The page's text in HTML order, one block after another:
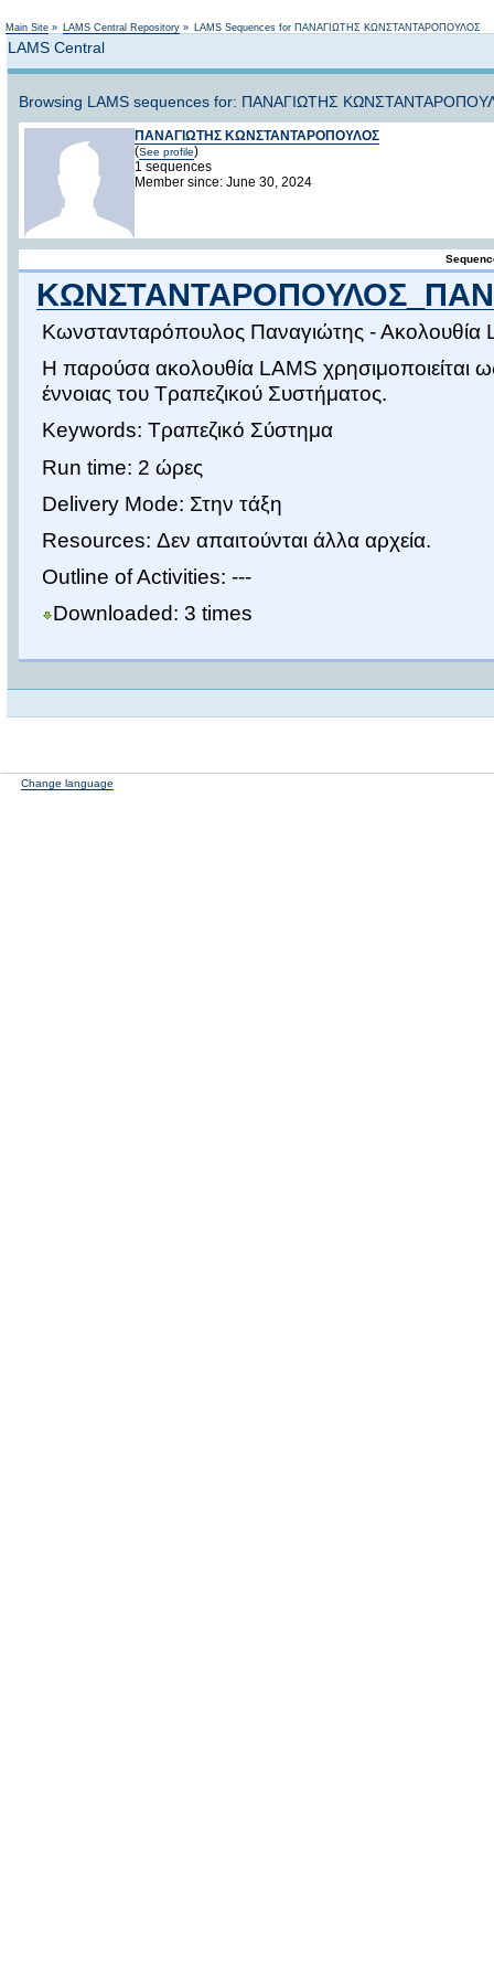
Main Site » LAMS Central Repository » LAMS Sequences for ΠΑΝΑΓΙΩΤΗΣ ΚΩΝΣΤΑΝΤΑΡΟΠΟΥΛΟΣ
LAMS Central
Browsing LAMS sequences for: ΠΑΝΑΓΙΩΤΗΣ
ΠΑΝΑΓΙΩΤΗΣ ΚΩΝΣΤΑΝΤΑΡΟΠΟΥΛΟΣ
(See profile)
1 sequences
Member since: June 30, 2024
Κωνστανταρόπουλος Παναγιώτης - Ακολουθία
Η παρούσα ακολουθία LAMS χρησιμοποιείται
έννοιας του Τραπεζικού Συστήματος.
Keywords: Τραπεζικό Σύστημα
Run time: 2 ώρες
Delivery Mode: Στην τάξη
Resources: Δεν απαιτούνται άλλα αρχεία.
Outline of Activities: ---
Downloaded: 3 times
Change language